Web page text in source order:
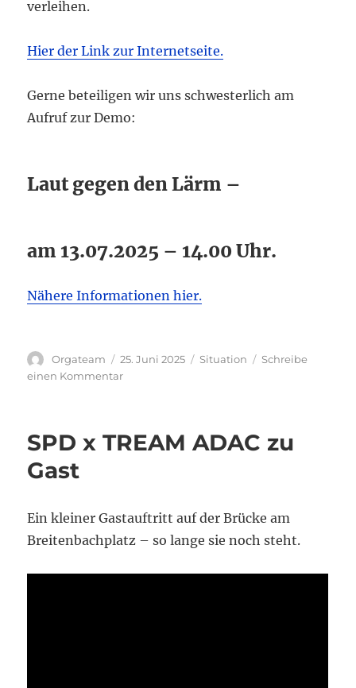
verleihen.
Hier der Link zur Internetseite.
Gerne beteiligen wir uns schwesterlich am
Aufruf zur Demo:
Laut gegen den Lärm –
am 13.07.2025 – 14.00 Uhr.
Nähere Informationen hier.
Autor
Orgateam
Veröffentlicht
am
25. Juni 2025 Kategorien
Situation
Schreibe
einen Kommentarzu
Königin-
SPD x TREAM ADAC zu
Gast
Ein kleiner Gastauftritt auf der Brücke am
Breitenbachplatz – so lange sie noch steht.